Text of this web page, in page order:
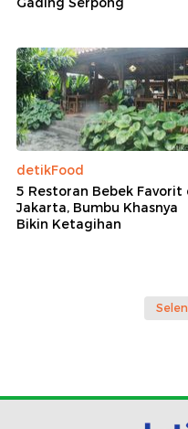
detikFood
5 Restoran Bebek Favorit
Jakarta, Bumbu Khasnya
Bikin Ketagihan